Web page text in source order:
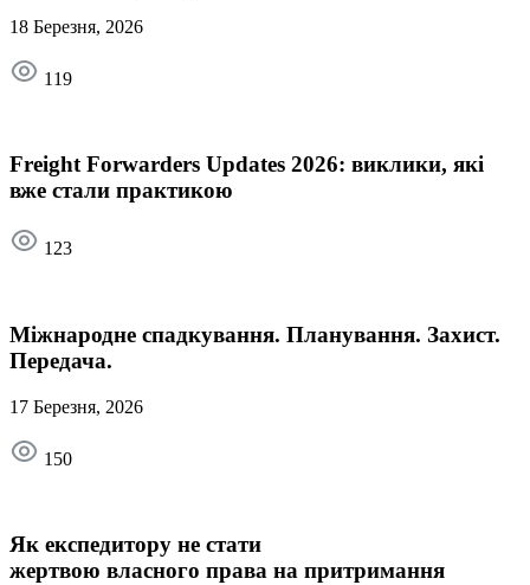
18 Березня, 2026
119
Freight Forwarders Updates 2026: виклики, які
вже стали практикою
123
Міжнародне спадкування. Планування. Захист.
Передача.
17 Березня, 2026
150
Як експедитору не стати
жертвою власного права на притримання